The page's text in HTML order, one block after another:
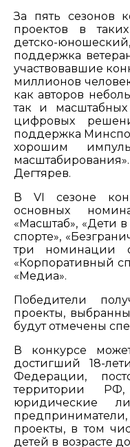
За пять сезонов
проектов в
детско-
поддержка
участвовавшие
миллионов
как авторов
так и
цифровых
поддержка
хорошим
Дегтярев.
В VI сезоне
основных
«Масштаб», «Дети
спорте»,
три номинации
«Корпоративный
«Медиа».
Победители
проекты,
будут отмечены
В конкурсе
достигший 18-
Федерации,
территории
юридические
проекты, в том
детей в возрасте